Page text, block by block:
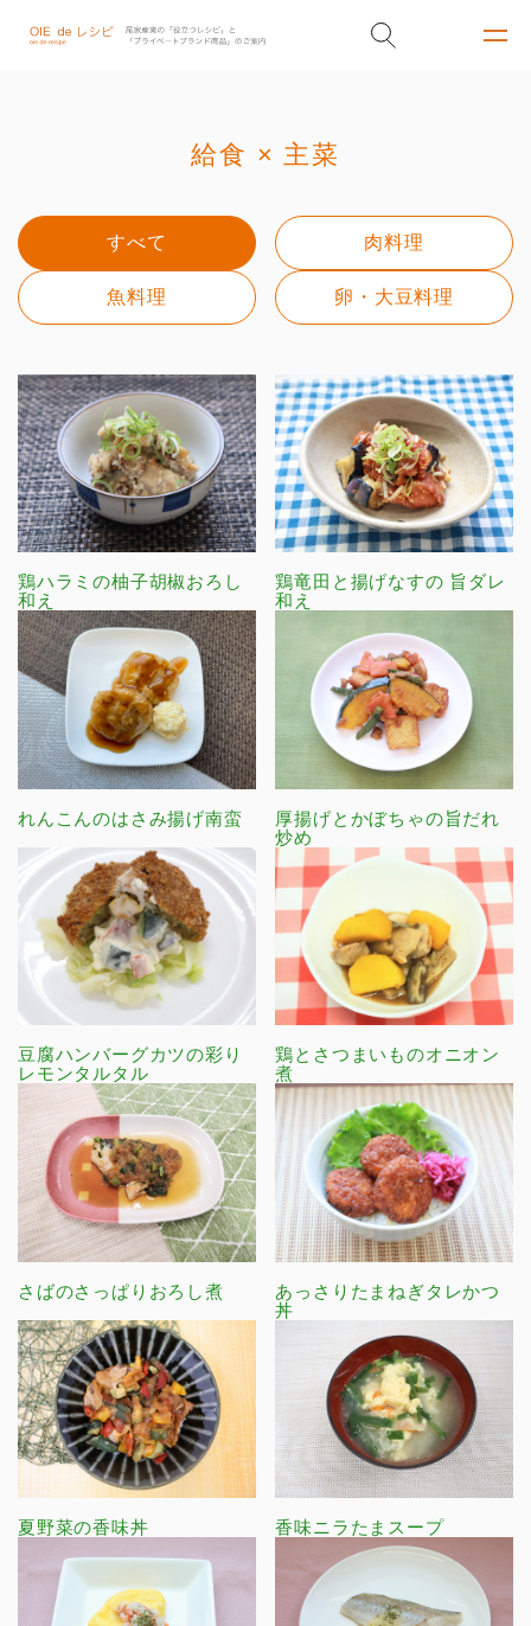
給食 × 主菜
すべて 肉料理
魚料理 卵・大豆料理
鶏ハラミの柚子胡椒おろし
和え
鶏竜田と揚げなすの 旨ダレ
和え
れんこんのはさみ揚げ南蛮
厚揚げとかぼちゃの旨だれ
炒め
豆腐ハンバーグカツの彩り
レモンタルタル
鶏とさつまいものオニオン
煮
さばのさっぱりおろし煮
あっさりたまねぎタレかつ
丼
夏野菜の香味丼 香味ニラたまスープ